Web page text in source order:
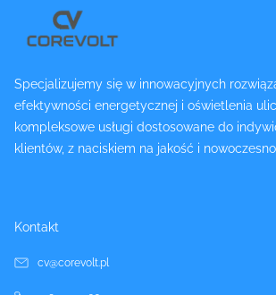
Specjalizujemy się w innowacyjnych
efektywności energetycznej i oświetlenia
kompleksowe usługi dostosowane do
klientów, z naciskiem na jakość i
Kontakt
cv@corevolt.pl